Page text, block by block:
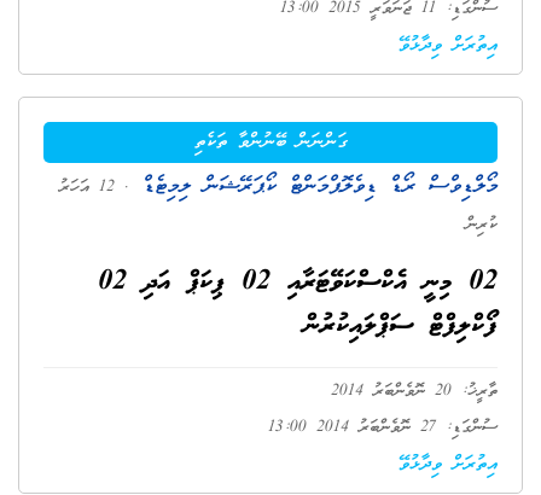
ސުންގަޑި: 11 ޖަނަވަރީ 2015 13:00
އިތުރަށް ވިދާޅުވޭ
ގަންނަން ބޭނުންވާ ތަކެތި
މޯލްޑިވްސް ރޯޑް ޑިވެލޮޕްމަންޓް ކޯޕަރޭޝަން ލިމިޓެޑް
. 12 އަހަރު
ކުރިން
02 މިނީ އެކްސްކަވޭޓަރާއި 02 ޕިކަޕް އަދި 02
ފޯކްލިފްޓް ސަޕްލައިކުރުން
ތާރީޚު: 20 ނޮވެންބަރު 2014
ސުންގަޑި: 27 ނޮވެންބަރު 2014 13:00
އިތުރަށް ވިދާޅުވޭ